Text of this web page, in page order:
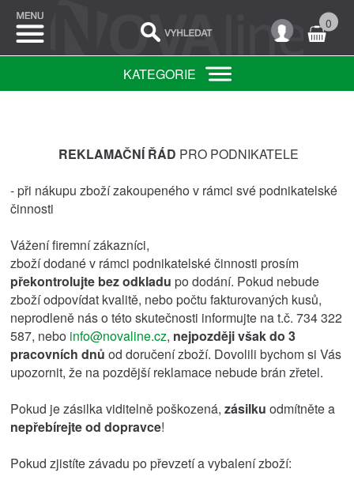
0
KATEGORIE
REKLAMAČNÍ ŘÁD PRO PODNIKATELE
- při nákupu zboží zakoupeného v rámci své podnikatelské
činnosti
Vážení firemní zákazníci,
zboží dodané v rámci podnikatelské činnosti prosím
překontrolujte bez odkladu po dodání. Pokud nebude
zboží odpovídat kvalitě, nebo počtu fakturovaných kusů,
neprodleně nás o této skutečnosti informujte na t.č. 734 322
587, nebo info@novaline.cz, nejpozději však do 3
pracovních dnů od doručení zboží. Dovolili bychom si Vás
upozornit, že na pozdější reklamace nebude brán zřetel.
Pokud je zásilka viditelně poškozená,zásilku odmítněte a
nepřebírejte od dopravce!
Pokud zjistíte závadu po převzetí a vybalení zboží: